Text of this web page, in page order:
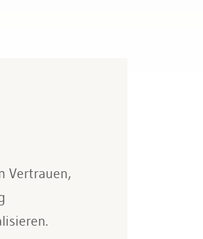
Vertrauen,